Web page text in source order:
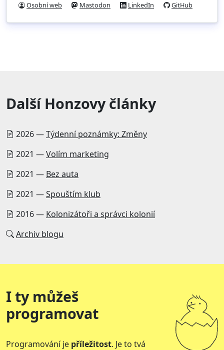
Osobní web Mastodon LinkedIn GitHub
Další Honzovy články
2026 —Týdenní poznámky: Změny
2021 —Volím marketing
2021 — Bez auta
2021 —Spouštím klub
2016 — Kolonizátoři a správci kolonií
Archiv blogu
I ty můžeš
programovat
Programování je příležitost. Je to tvá